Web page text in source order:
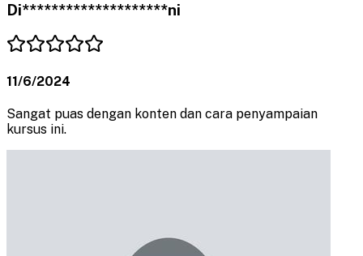
Di********************ni
11/6/2024
Sangat puas dengan konten dan cara penyampaian
kursus ini.